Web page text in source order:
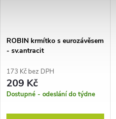
ROBIN krmítko s eurozávěsem
- sv.antracit
173 Kč bez DPH
209 Kč
Dostupné - odeslání do týdne